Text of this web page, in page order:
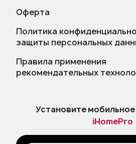
Оферта
Политика
защиты персональных
Правила применения
рекомендательных
Установите
iHomePro